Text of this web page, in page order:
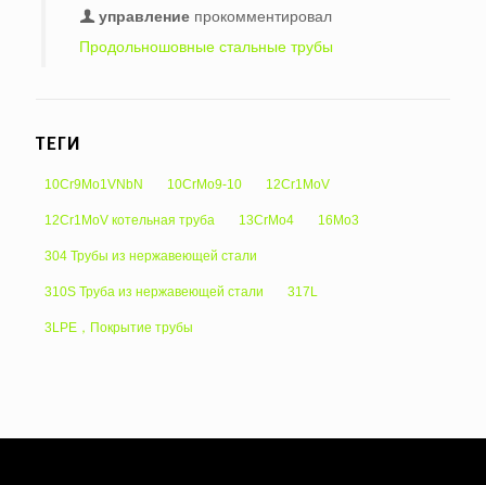
управление прокомментировал
Продольношовные стальные трубы
ТЕГИ
10Cr9Mo1VNbN 10CrMo9-10 12Cr1MoV
12Cr1MoV котельная труба 13CrMo4 16Mo3
304 Трубы из нержавеющей стали
310S Труба из нержавеющей стали 317L
3LPE，Покрытие трубы